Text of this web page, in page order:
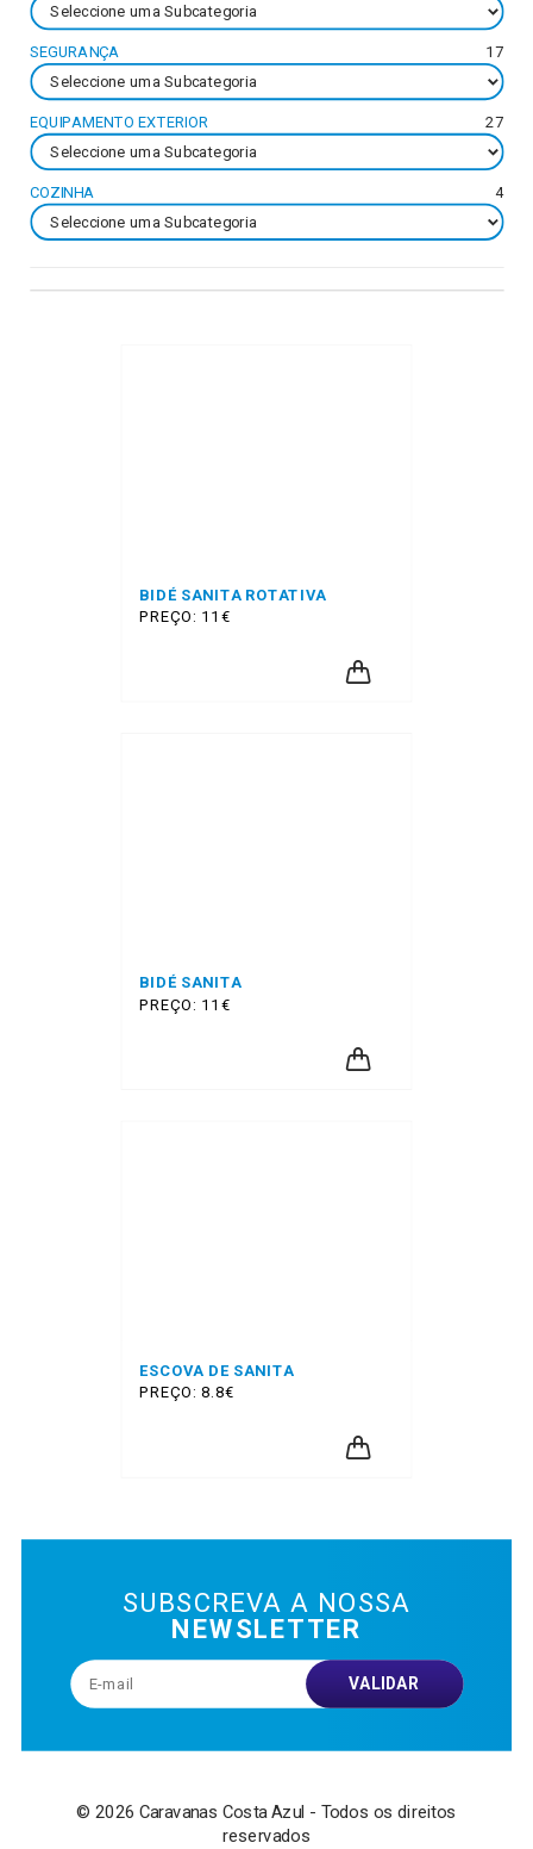
SEGURANÇA 17
EQUIPAMENTO EXTERIOR 27
COZINHA 4
BIDÉ SANITA ROTATIVA
PREÇO: 11€
BIDÉ SANITA
PREÇO: 11€
ESCOVA DE SANITA
PREÇO: 8.8€
SUBSCREVA A NOSSA
NEWSLETTER
VALIDAR
© 2026 Caravanas Costa Azul - Todos os direitos
reservados